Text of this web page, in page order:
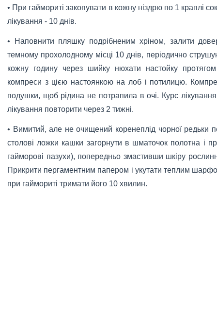
• При гаймориті закопувати в кожну ніздрю по 1 краплі
лікування - 10 днів.
• Наповнити пляшку подрібненим хріном, залити
темному прохолодному місці 10 днів, періодично
кожну годину через шийку нюхати настойку
компреси з цією настоянкою на лоб і потилицю.
подушки, щоб рідина не потрапила в очі. Курс
лікування повторити через 2 тижні.
• Вимитий, але не очищений коренеплід чорної редьки
столові ложки кашки загорнути в шматочок полотна і
гайморові пазухи), попередньо змастивши шкіру
Прикрити пергаментним папером і укутати теплим
при гаймориті тримати його 10 хвилин.